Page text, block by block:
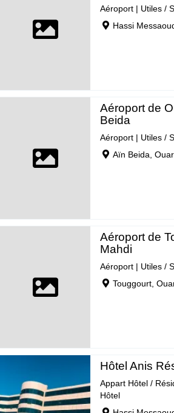
Aéroport | Utiles /
Hassi
Aéroport de
Beida
Aéroport | Utiles /
Aïn Beida,
Aéroport de
Mahdi
Aéroport | Utiles /
Touggourt,
Hôtel Anis
Appart Hôtel /
Hôtel